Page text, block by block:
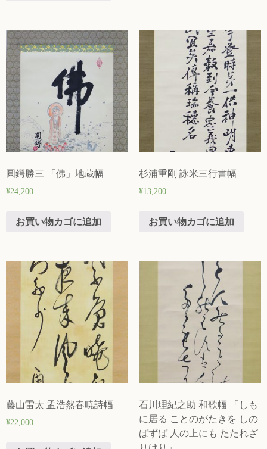
圓鍔勝三 「佛」地蔵幅
¥24,200
お買い物カゴに追加
杉浦重剛 詠米三行書幅
¥13,200
お買い物カゴに追加
藤山雷太 孟浩然春暁詩幅
¥22,000
石川理紀之助 和歌幅 「しも
に居る ことのがたきを しの
ばずば 人の上にも たたれざ